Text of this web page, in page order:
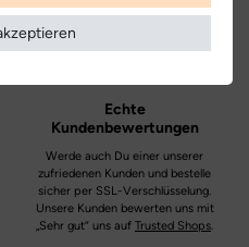
blau | orange | grau
Klettverschluss
Gore-Tex
Echte
Kundenbewertungen
Werde auch Du einer unserer
zufriedenen Kunden und bestelle
sicher per SSL-Verschlüsselung.
Unsere Kunden bewerten uns mit
„Sehr gut“ uns auf Trusted Shops.